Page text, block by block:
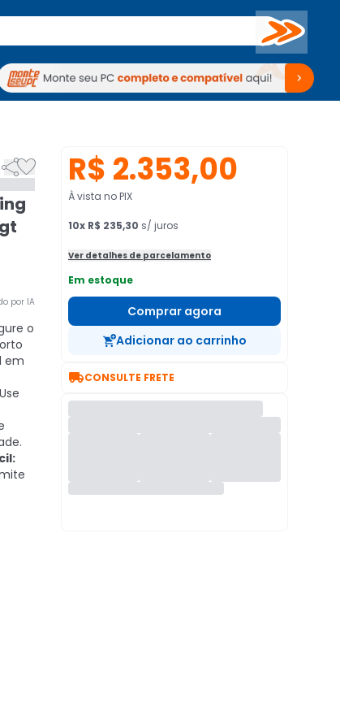
Buscar
Gamer Computadores Periféricos TV Venda no KaBuM!
Periféricos TV Venda no KaBuM!

por IA
o
em
Use
R$ 2.353,00
À vista no PIX
10x R$ 235,30 s/ juros
Ver detalhes de parcelamento
Em estoque
Comprar agora
Adicionar ao carrinho
CONSULTE FRETE